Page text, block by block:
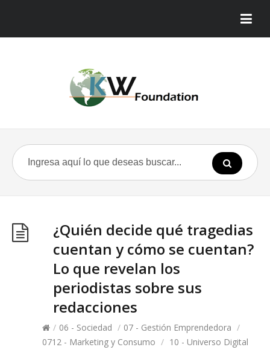
¿Quién decide qué tragedias
cuentan y cómo se cuentan?
Lo que revelan los
periodistas sobre sus
redacciones
/ 06 - Sociedad / 07 - Gestión Emprendedora /
0712 - Marketing y Consumo / 10 - Universo Digital